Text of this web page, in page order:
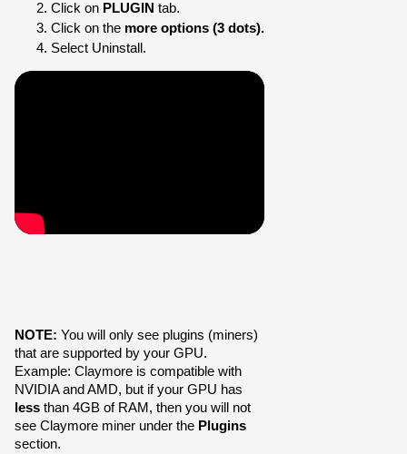
Click on PLUGIN tab.
Click on the more options (3 dots).
Select Uninstall.
NOTE: You will only see plugins (miners)
that are supported by your GPU.
Example: Claymore is compatible with
less than 4GB of RAM, then you will not
see Claymore miner under the Plugins
section.